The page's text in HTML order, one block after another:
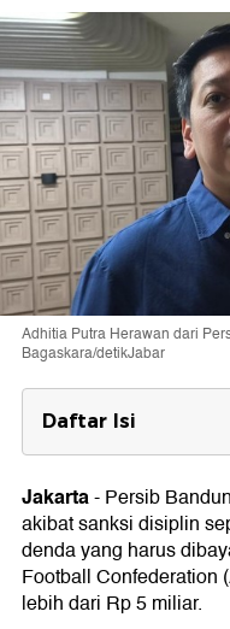
Adhitia Putra Herawan dari
Bagaskara/detikJabar
Daftar Isi
Persib Kena
PSSI
Persib Sebut
Lapangan
Persib Khawatir
Jakarta-Persib
akibat sanksi disiplin
denda yang harus
Football Confederation
lebih dari Rp 5 miliar.